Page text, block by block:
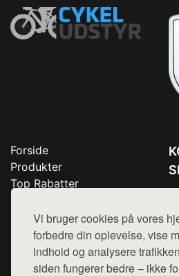
Vi bruger cookies på vores
forbedre din oplevelse, vise
indhold og analysere
siden fungerer bedre – ikke
Forside
Produkter
Top Rabatter
Kontakt